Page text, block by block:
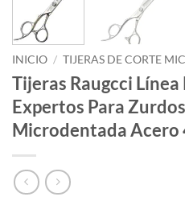
INICIO / TIJERAS DE CORTE
Tijeras Raugcci
Expertos Para
Microdentada Acero